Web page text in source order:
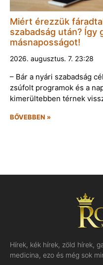
Miért érezzük
szabadság után? Így
másnaposságot!
2026. augusztus. 7. 23:28
– Bár a nyári szabadság
zsúfolt programok és a
kimerültebben térnek
BŐVEBBEN »
Hírek, kék hírek, zöld hírek,
medicina, ezo és még sok